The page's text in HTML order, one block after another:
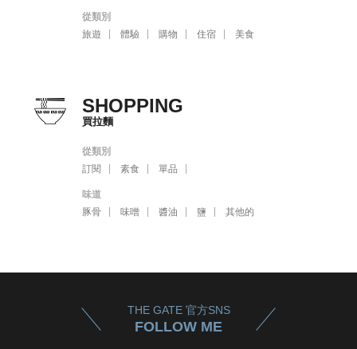
從類別
旅遊
體驗 購物 住宿 美食
SHOPPING
買拉麵
從類別
訂閱
素食 單品
味道
豚骨
味噌 醬油 鹽 其他的
THE GATE 官方SNS
FOLLOW ME